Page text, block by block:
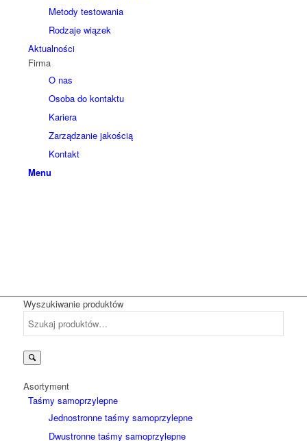
Metody testowania
Rodzaje wiązek
Aktualności
Firma
O nas
Osoba do kontaktu
Kariera
Zarządzanie jakością
Kontakt
Menu
Wyszukiwanie produktów
Asortyment
Taśmy samoprzylepne
Jednostronne taśmy samoprzylepne
Dwustronne taśmy samoprzylepne